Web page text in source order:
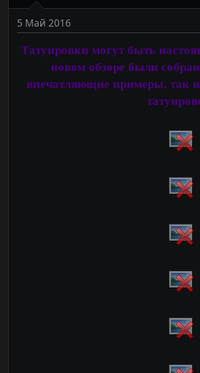
е
м
ы
ч
л
а
5 Май 2016
Татуировки могут быть
новом обзоре были
впечатляющие примеры, так